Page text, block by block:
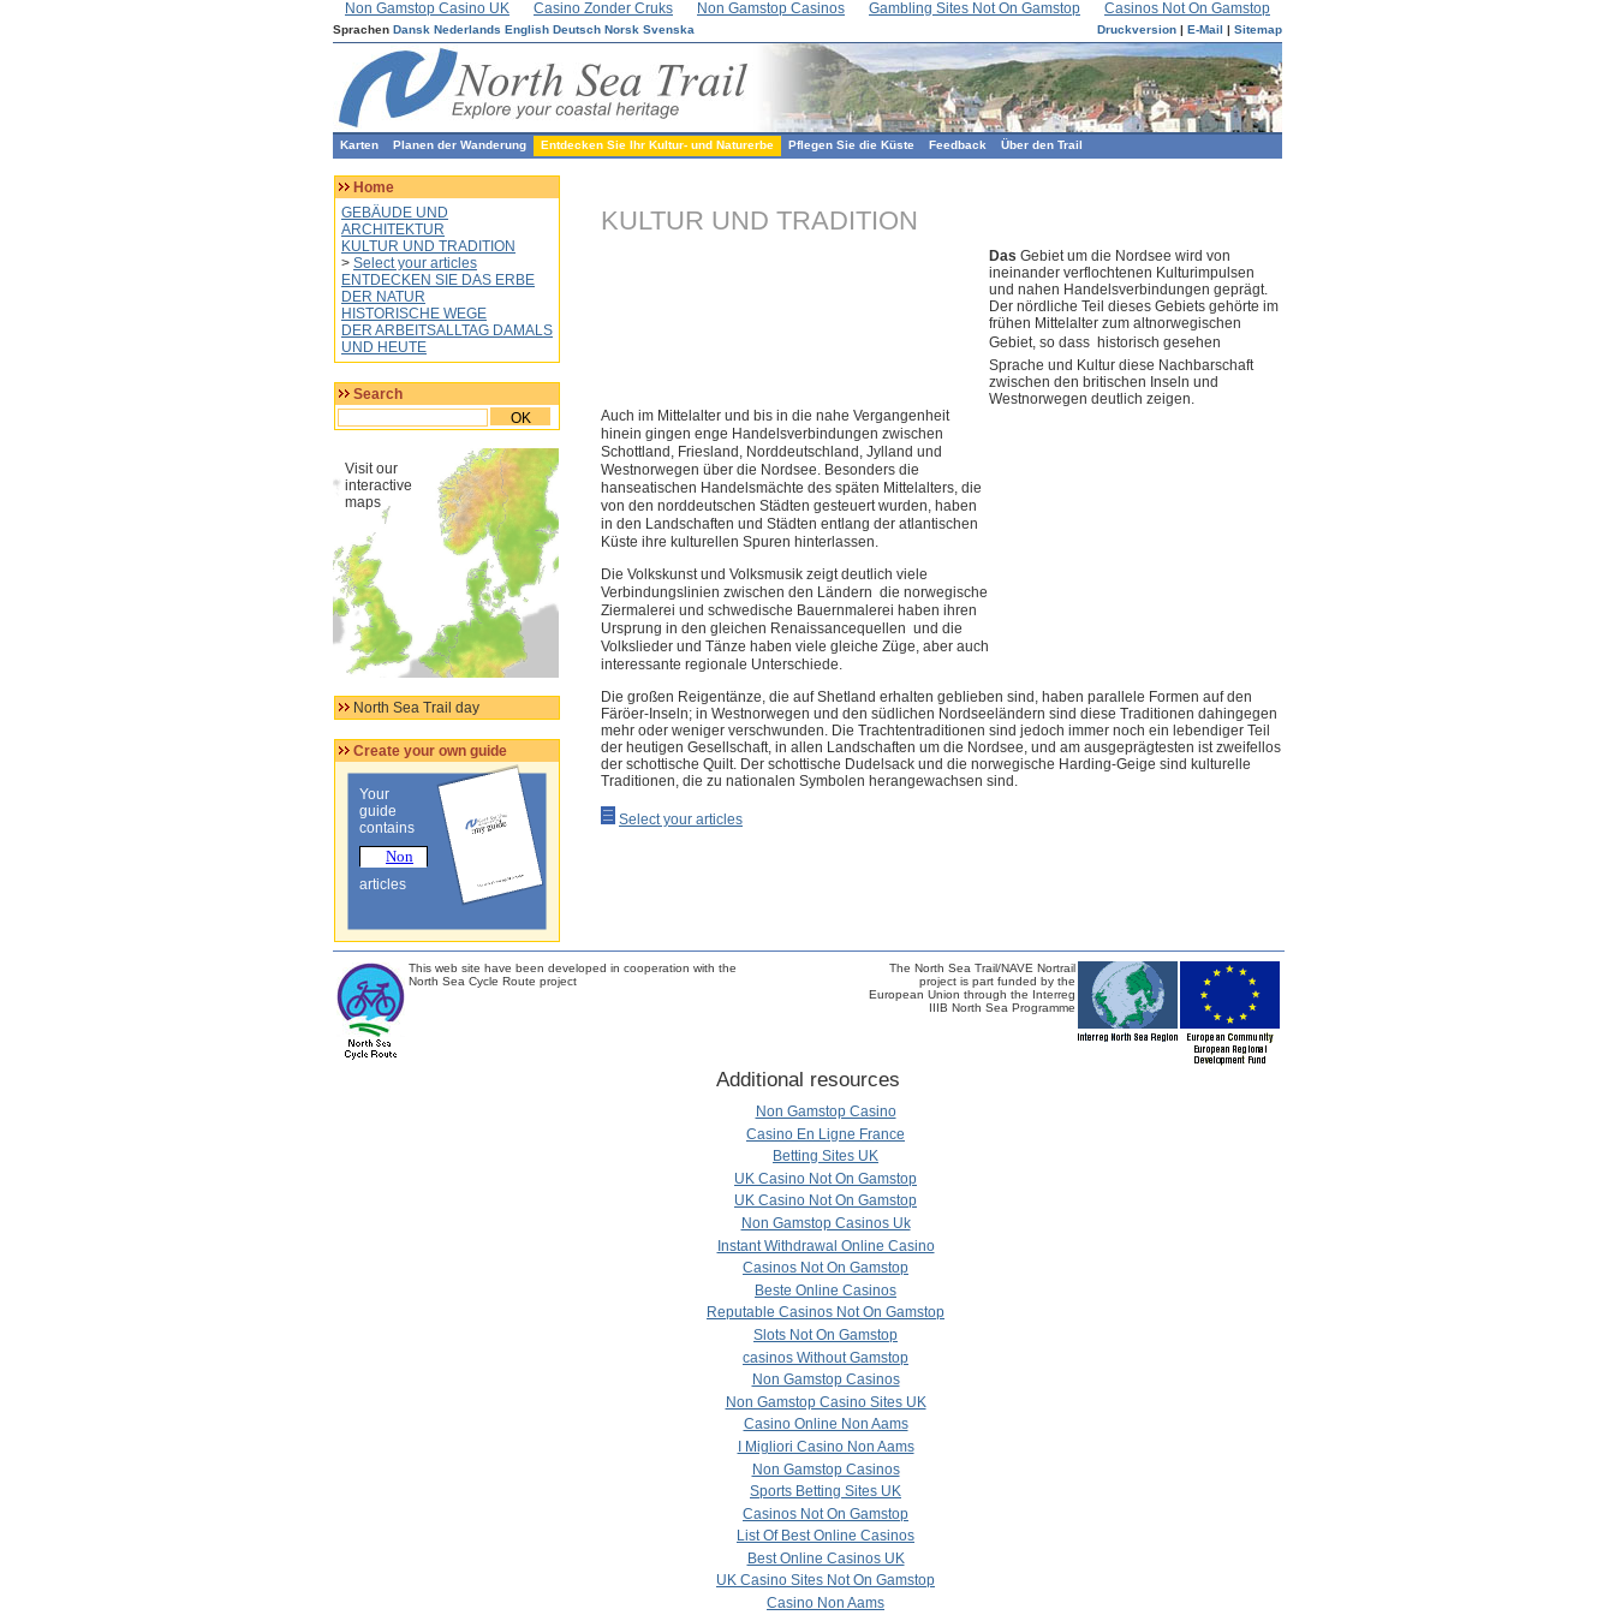
Non Gamstop Casino UK Casino Zonder Cruks Non Gamstop Casinos Gambling Sites Not On Gamstop Casinos Not On Gamstop
Sprachen Dansk Nederlands English Deutsch Norsk Svenska Druckversion | E-Mail | Sitemap
Karten Planen der Wanderung Entdecken Sie Ihr Kultur- und Naturerbe Pflegen Sie die Küste Feedback Über den Trail
Home
GEBÄUDE UND
ARCHITEKTUR
KULTUR UND TRADITION
> Select your articles
ENTDECKEN SIE DAS ERBE
DER NATUR
HISTORISCHE WEGE
DER ARBEITSALLTAG DAMALS
UND HEUTE
Search
OK
Visit our
interactive
maps
North Sea Trail day
Create your own guide
Your
guide
contains
articles
KULTUR UND TRADITION
Das Gebiet um die Nordsee wird von
ineinander verflochtenen Kulturimpulsen
und nahen Handelsverbindungen geprägt.
Der nördliche Teil dieses Gebiets gehörte im
frühen Mittelalter zum altnorwegischen
Gebiet, so dass  historisch gesehen 
Sprache und Kultur diese Nachbarschaft
zwischen den britischen Inseln und
Westnorwegen deutlich zeigen.
Auch im Mittelalter und bis in die nahe Vergangenheit
hinein gingen enge Handelsverbindungen zwischen
Schottland, Friesland, Norddeutschland, Jylland und
Westnorwegen über die Nordsee. Besonders die
hanseatischen Handelsmächte des späten Mittelalters, die
von den norddeutschen Städten gesteuert wurden, haben
in den Landschaften und Städten entlang der atlantischen
Küste ihre kulturellen Spuren hinterlassen.
Die Volkskunst und Volksmusik zeigt deutlich viele
Verbindungslinien zwischen den Ländern  die norwegische
Ziermalerei und schwedische Bauernmalerei haben ihren
Ursprung in den gleichen Renaissancequellen  und die
Volkslieder und Tänze haben viele gleiche Züge, aber auch
interessante regionale Unterschiede.
Die großen Reigentänze, die auf Shetland erhalten geblieben sind, haben parallele Formen auf den
Färöer-Inseln; in Westnorwegen und den südlichen Nordseeländern sind diese Traditionen dahingegen
mehr oder weniger verschwunden. Die Trachtentraditionen sind jedoch immer noch ein lebendiger Teil
der heutigen Gesellschaft, in allen Landschaften um die Nordsee, und am ausgeprägtesten ist zweifellos
der schottische Quilt. Der schottische Dudelsack und die norwegische Harding-Geige sind kulturelle
Traditionen, die zu nationalen Symbolen herangewachsen sind.
Select your articles
This web site have been developed in cooperation with the
North Sea Cycle Route project
The North Sea Trail/NAVE Nortrail
project is part funded by the
European Union through the Interreg
IIIB North Sea Programme
Additional resources
Non Gamstop Casino
Casino En Ligne France
Betting Sites UK
UK Casino Not On Gamstop
UK Casino Not On Gamstop
Non Gamstop Casinos Uk
Instant Withdrawal Online Casino
Casinos Not On Gamstop
Beste Online Casinos
Reputable Casinos Not On Gamstop
Slots Not On Gamstop
сasinos Without Gamstop
Non Gamstop Casinos
Non Gamstop Casino Sites UK
Casino Online Non Aams
I Migliori Casino Non Aams
Non Gamstop Casinos
Sports Betting Sites UK
Casinos Not On Gamstop
List Of Best Online Casinos
Best Online Casinos UK
UK Casino Sites Not On Gamstop
Casino Non Aams